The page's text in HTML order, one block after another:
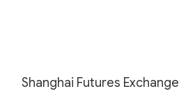
Shanghai Futures Exchange